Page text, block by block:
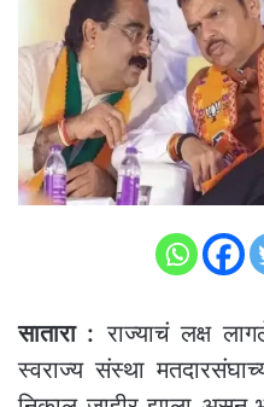
सातारा : राज्याचं लक्ष
स्वराज्य संस्था